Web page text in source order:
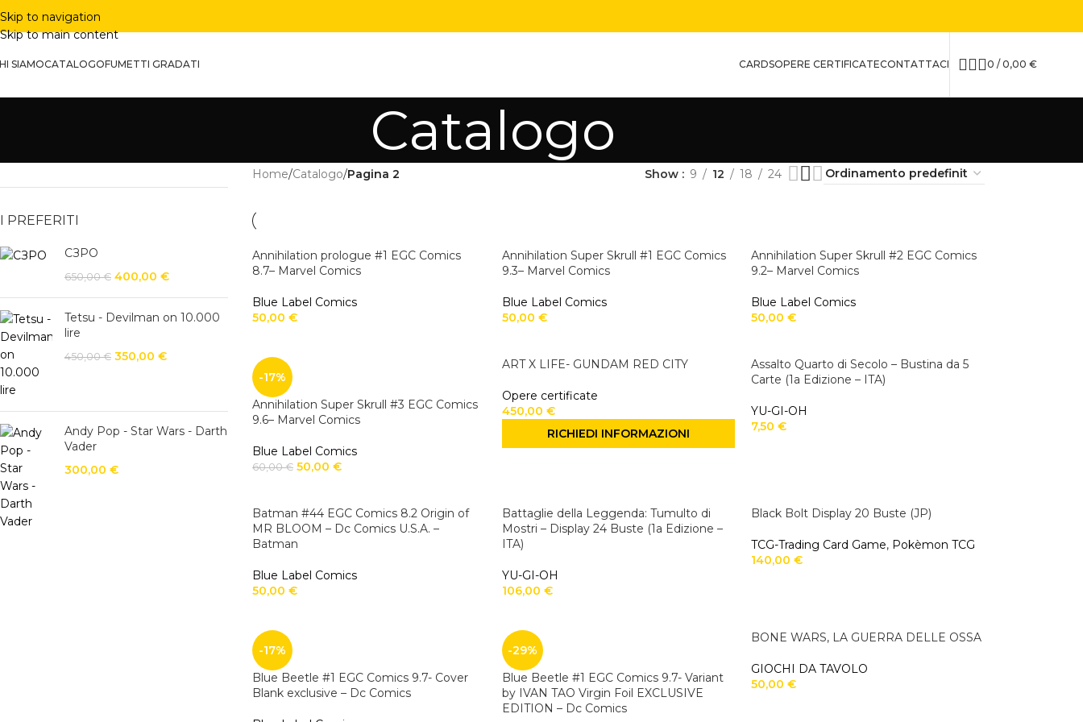
Skip to navigation
Skip to main content
SIAMOCATALOGOFUMETTI GRADATI CARDSOPERE CERTIFICATECONTATTACI 0 / 0,00 €
Catalogo
I PREFERITI
СЗРО
650,00€ 400,00 €
Tetsu - Devilman on 10.000
lire
450,00€ 350,00 €
Andy Pop - Star Wars - Darth
Vader
300,00 €
Home/Catalogo/Pagina 2 Show 9 12 18 24
Annihilation prologue #1 EGC Comics
8.7– Marvel Comics
Blue Label Comics
50,00 €
Annihilation Super Skrull #1 EGC Comics
9.3– Marvel Comics
Blue Label Comics
50,00 €
Annihilation Super Skrull #2 EGC Comics
9.2– Marvel Comics
Blue Label Comics
50,00€
-17%
Annihilation Super Skrull #3 EGC Comics
9.6– Marvel Comics
Blue Label Comics
60,00€ 50,00 €
ART X LIFE- GUNDAM RED CITY
Opere certificate
450,00 €
RICHIEDI INFORMAZIONI
Assalto Quarto di Secolo – Bustina da 5
Carte (1a Edizione – ITA)
YU-GI-OH
7,50€
Batman #44 EGC Comics 8.2 Origin of
MR BLOOM – Dc Comics U.S.A. –
Batman
Blue Label Comics
50,00 €
Battaglie della Leggenda: Tumulto di
Mostri – Display 24 Buste (1a Edizione –
ITA)
YU-GI-OH
106,00 €
Black Bolt Display 20 Buste (JP)
TCG-Trading Card Game, Pokèmon TCG
140,00€
-17%
Blue Beetle #1 EGC Comics 9.7- Cover
Blank exclusive – Dc Comics
-29%
Blue Beetle #1 EGC Comics 9.7- Variant
by IVAN TAO Virgin Foil EXCLUSIVE
EDITION – Dc Comics
BONE WARS, LA GUERRA DELLE OSSA
GIOCHI DA TAVOLO
50,00€